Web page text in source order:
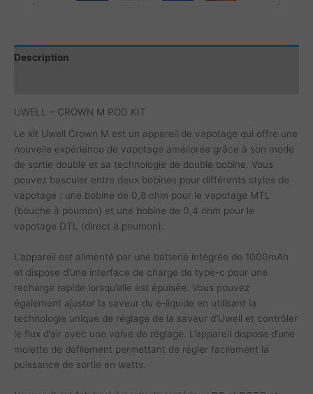
Description
UWELL – CROWN M POD KIT
Le kit Uwell Crown M est un appareil de vapotage qui offre une
nouvelle expérience de vapotage améliorée grâce à son mode
de sortie double et sa technologie de double bobine. Vous
pouvez basculer entre deux bobines pour différents styles de
vapotage : une bobine de 0,8 ohm pour le vapotage MTL
(bouche à poumon) et une bobine de 0,4 ohm pour le
vapotage DTL (direct à poumon).
L’appareil est alimenté par une batterie intégrée de 1000mAh
et dispose d’une interface de charge de type-c pour une
recharge rapide lorsqu’elle est épuisée. Vous pouvez
également ajuster la saveur du e-liquide en utilisant la
technologie unique de réglage de la saveur d’Uwell et contrôler
le flux d’air avec une valve de réglage. L’appareil dispose d’une
molette de défilement permettant de régler facilement la
puissance de sortie en watts.